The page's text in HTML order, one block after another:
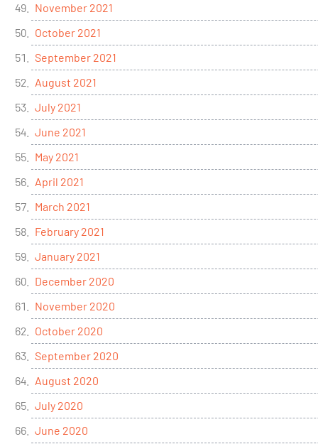
November 2021
October 2021
September 2021
August 2021
July 2021
June 2021
May 2021
April 2021
March 2021
February 2021
January 2021
December 2020
November 2020
October 2020
September 2020
August 2020
July 2020
June 2020